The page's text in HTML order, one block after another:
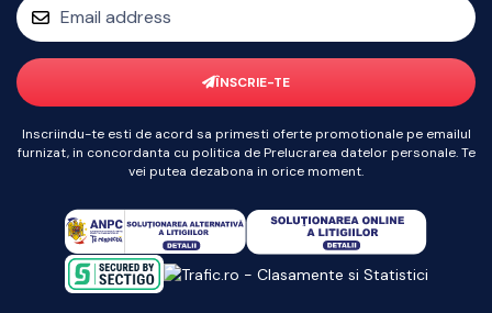
ÎNSCRIE-TE
Inscriindu-te esti de acord sa primesti oferte promotionale pe emailul
furnizat, in concordanta cu politica de Prelucrarea datelor personale. Te
vei putea dezabona in orice moment.